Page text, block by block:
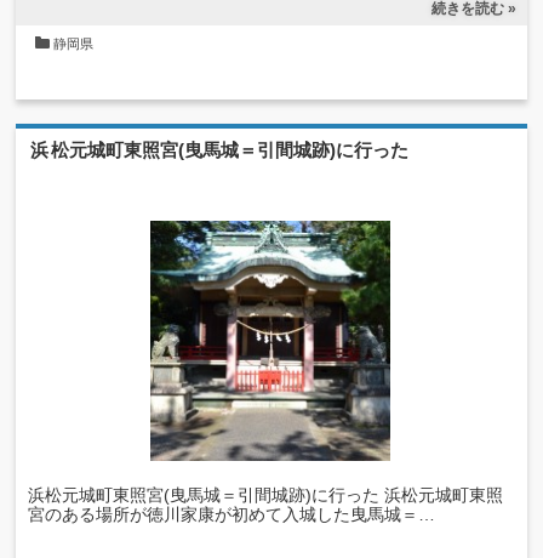
続きを読む »
静岡県
浜松元城町東照宮(曳馬城＝引間城跡)に行った
浜松元城町東照宮(曳馬城＝引間城跡)に行った 浜松元城町東照
宮のある場所が徳川家康が初めて入城した曳馬城＝…